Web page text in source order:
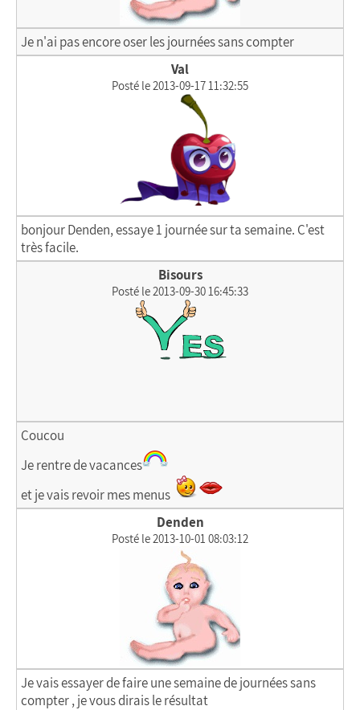
Je n'ai pas encore oser les journées sans compter
Val
Posté le 2013-09-17 11:32:55
bonjour Denden, essaye 1 journée sur ta semaine. C'est
très facile.
Bisours
Posté le 2013-09-30 16:45:33
Coucou
Je rentre de vacances
et je vais revoir mes menus
Denden
Posté le 2013-10-01 08:03:12
Je vais essayer de faire une semaine de journées sans
compter , je vous dirais le résultat